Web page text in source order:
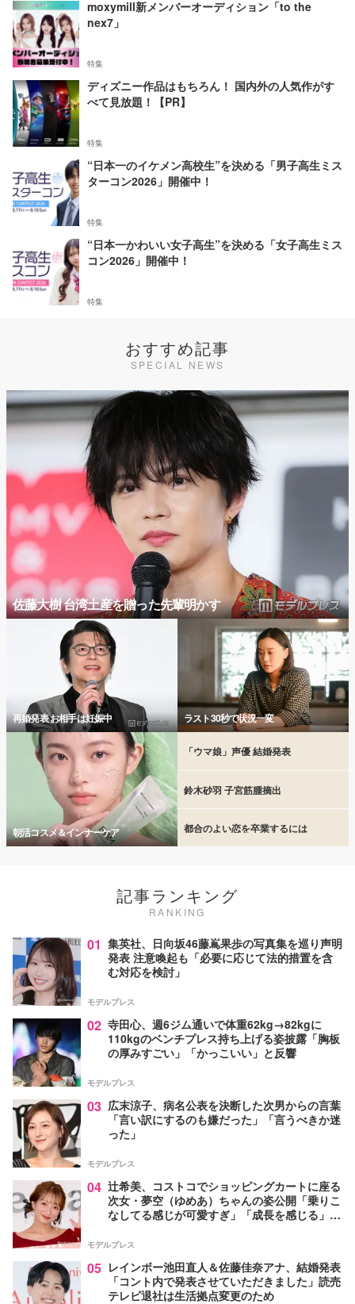
moxymill新メンバーオーディション「to the
nex7」
特集
ディズニー作品はもちろん！ 国内外の人気作がす
べて見放題！【PR】
特集
“日本一のイケメン高校生”を決める「男子高生ミス
ターコン2026」開催中！
特集
“日本一かわいい女子高生”を決める「女子高生ミス
コン2026」開催中！
特集
おすすめ記事
SPECIAL NEWS
佐藤大樹 台湾土産を贈った先輩明かす
再婚発表 お相手は妊娠中 ラスト30秒で状況一変
朝活コスメ＆インナーケア
「ウマ娘」声優 結婚発表
鈴木砂羽 子宮筋腫摘出
都合のよい恋を卒業するには
記事ランキング
RANKING
01 集英社、日向坂46藤嶌果歩の写真集を巡り声明
発表 注意喚起も「必要に応じて法的措置を含
む対応を検討」
モデルプレス
02 寺田心、週6ジム通いで体重62kg→82kgに
110kgのベンチプレス持ち上げる姿披露「胸板
の厚みすごい」「かっこいい」と反響
モデルプレス
03 広末涼子、病名公表を決断した次男からの言葉
「言い訳にするのも嫌だった」「言うべきか迷
った」
モデルプレス
04 辻希美、コストコでショッピングカートに座る
次女・夢空（ゆめあ）ちゃんの姿公開「乗りこ
なしてる感じが可愛すぎ」「成長を感じる」の
モデルプレス
05 レインボー池田直人＆佐藤佳奈アナ、結婚発表
「コント内で発表させていただきました」読売
テレビ退社は生活拠点変更のため